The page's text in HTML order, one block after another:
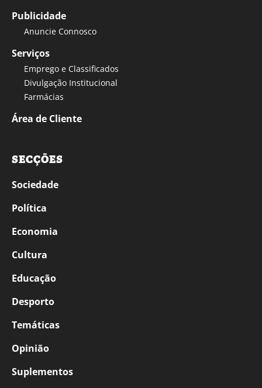
Publicidade
Anuncie Connosco
Serviços
Emprego e Classificados
Divulgação Institucional
Farmácias
Área de Cliente
SECÇÕES
Sociedade
Política
Economia
Cultura
Educação
Desporto
Temáticas
Opinião
Suplementos